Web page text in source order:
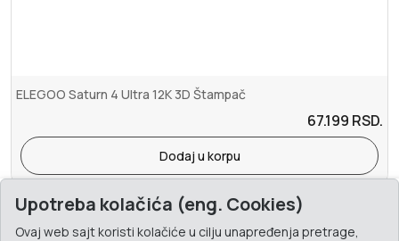
ELEGOO Saturn 4 Ultra 12K 3D Štampač
67.199 RSD.
Dodaj u korpu
Upotreba kolačića (eng. Cookies)
Ovaj web sajt koristi kolačiće u cilju unapređenja pretrage,